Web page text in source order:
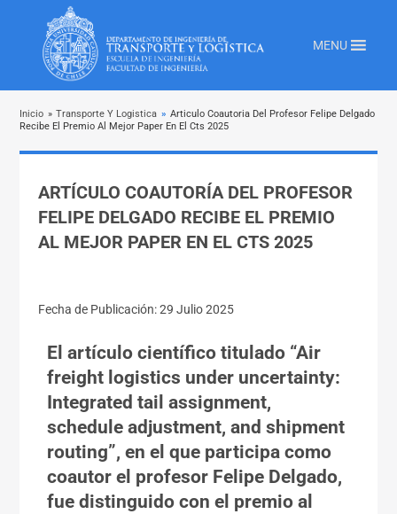
MENU
Inicio » Transporte Y Logistica » Articulo Coautoria Del Profesor Felipe Delgado
Recibe El Premio Al Mejor Paper En El Cts 2025
ARTÍCULO COAUTORÍA DEL PROFESOR
FELIPE DELGADO RECIBE EL PREMIO
AL MEJOR PAPER EN EL CTS 2025
Fecha de Publicación: 29 Julio 2025
El artículo científico titulado “Air
freight logistics under uncertainty:
Integrated tail assignment,
schedule adjustment, and shipment
routing”, en el que participa como
coautor el profesor Felipe Delgado,
fue distinguido con el premio al